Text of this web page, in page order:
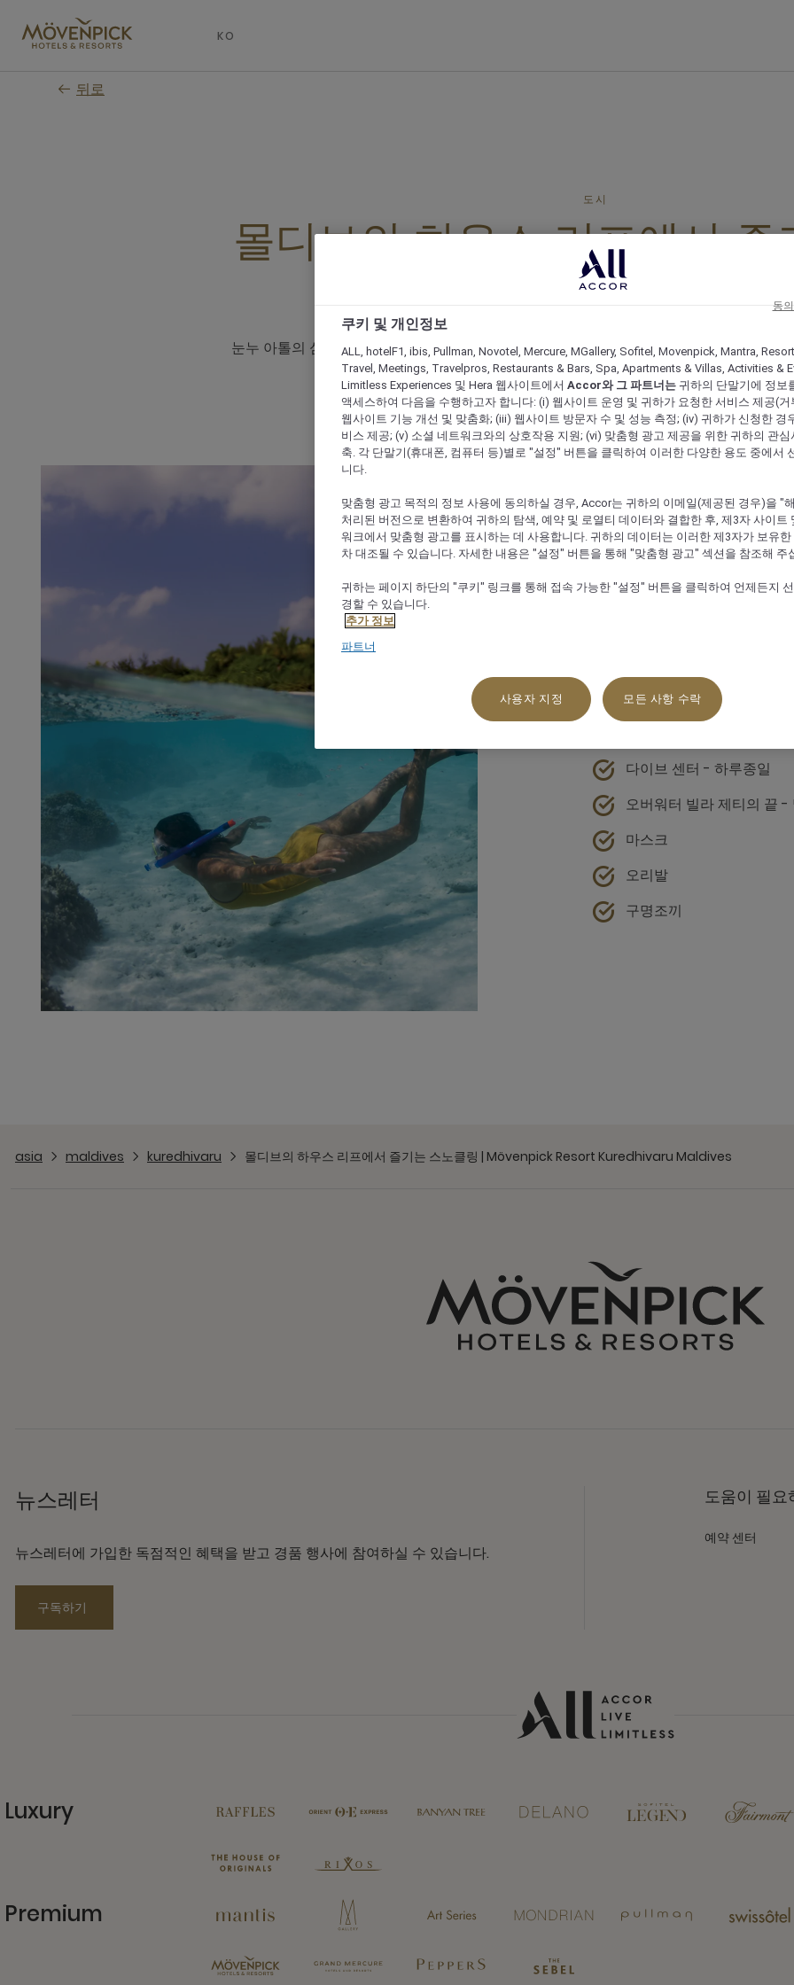
main
KO
뒤로
도시
몰디브의 하우스 리프에서 즐
클링
눈누 아톨의 심장부에 위치한 Mӧvenpick Resort Kuredhivaru Maldives는 스노클링에 최
우스 리프와 해양 생물들을 자랑합니다.
하우스 리프
할 수 있습니다.
장비가 없어도 걱정 마세요! 숙
다이브 센터 - 하루종일
오버워터 빌라 제티의 끝 -
마스크
오리발
구명조끼
asia maldives kuredhivaru 몰디브의 하우스 리프에서 즐기는 스노클링 | Mövenpick Resort Kuredhivaru Maldives
뉴스레터
뉴스레터에 가입한 독점적인 혜택을 받고 경품 행사에 참여하실 수 있습니다.
구독하기
도움이 필요
예약 센터
Luxury
Premium
쿠키 및 개인정보
ALL, hotelF1, ibis, Pullman, Novotel, Mercure, MGallery, Sofitel, Movenpick, Mantra,
Travel, Meetings, Travelpros, Restaurants & Bars, Spa, Apartments & Villas, Activities &
Limitless Experiences 및 Hera 웹사이트에서 Accor와 그 파트너는 귀하의 단말기에 정보
액세스하여 다음을 수행하고자 합니다: (i) 웹사이트 운영 및 귀하가 요청한 서비스 제공(
웹사이트 기능 개선 및 맞춤화; (iii) 웹사이트 방문자 수 및 성능 측정; (iv) 귀하가 신청한 경
비스 제공; (v) 소셜 네트워크와의 상호작용 지원; (vi) 맞춤형 광고 제공을 위한 귀하의 관심
축. 각 단말기(휴대폰, 컴퓨터 등)별로 "설정" 버튼을 클릭하여 이러한 다양한 용도 중에서
니다.
맞춤형 광고 목적의 정보 사용에 동의하실 경우, Accor는 귀하의 이메일(제공된 경우)을 "
처리된 버전으로 변환하여 귀하의 탐색, 예약 및 로열티 데이터와 결합한 후, 제3자 사이트
워크에서 맞춤형 광고를 표시하는 데 사용합니다. 귀하의 데이터는 이러한 제3자가 보유
차 대조될 수 있습니다. 자세한 내용은 "설정" 버튼을 통해 "맞춤형 광고" 섹션을 참조해 주
귀하는 페이지 하단의 "쿠키" 링크를 통해 접속 가능한 "설정" 버튼을 클릭하여 언제든지
경할 수 있습니다.
추가 정보
파트너
사용자 지정 모든 사항 수락
동